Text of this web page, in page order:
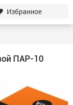
Избранное
ПАР-10